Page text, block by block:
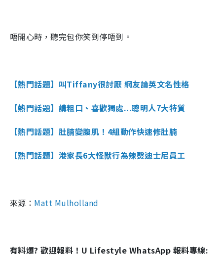
唔開心時，聽完包你笑到停唔到。
【熱門話題】叫Tiffany很討厭 網友論英文名性格
【熱門話題】講粗口、喜歡獨處...聰明人7大特質
【熱門話題】肚腩變腹肌！4組動作快速修肚腩
【熱門話題】港家長6大怪獸行為辣㷫迪士尼員工
來源： Matt Mulholland
有料爆? 歡迎報料！U Lifestyle WhatsApp 報料專線: